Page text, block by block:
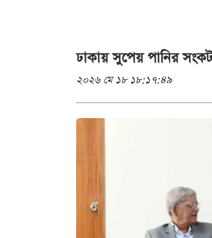
ঢাকায় সুপেয় পানির
২০২৬ মে ১৮ ১৮:১৭:৪৯